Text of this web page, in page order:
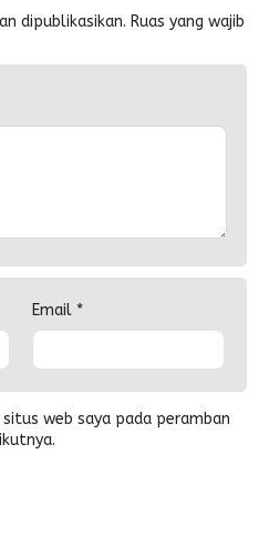
dipublikasikan. Ruas yang wajib
Email *
web saya pada peramban